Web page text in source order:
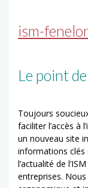
ism-
Le point
Toujours
faciliter l’accès à
un nouveau site
informations clés
l’actualité de
entreprises.